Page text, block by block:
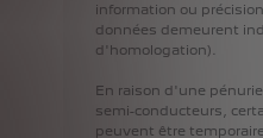
information ou précision
données demeurent
d'homologation).
En raison d'une pénurie
semi-conducteurs,
peuvent être